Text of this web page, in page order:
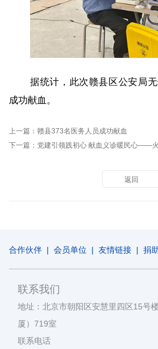
据统计，此次赣县区公安局
成功献血。
上一篇： 赣县373名医务人员成功献血
下一篇： 党建引领践初心 献血义诊暖民心——火车西站社
返回
合作伙伴 | 会员单位 | 友情链接 | 捐
联系我们
地址：北京市朝阳区安慧里四区15号
厦）719室
联系电话